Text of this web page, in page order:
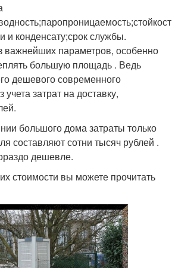
и конденсату;срок службы.
важнейших параметров, особенно
большую площадь . Ведь
дешевого современного
затрат на доставку,
большого дома затраты только
составляют сотни тысяч рублей .
дешевле.
стоимости вы можете прочитать